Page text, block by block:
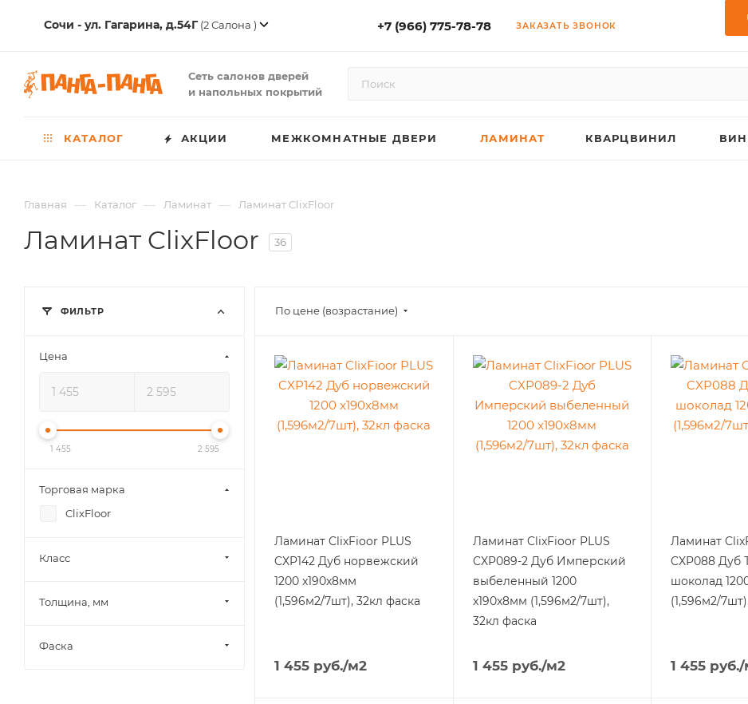
Сочи - ул. Гагарина, д.54Г(2 Салона ) +7 (966) 775-78-78 ЗАКАЗАТЬ ЗВОНОК
Сеть салонов дверей
и напольных покрытий
КАТАЛОГ АКЦИИ МЕЖКОМНАТНЫЕ ДВЕРИ ЛАМИНАТ КВАРЦВИНИЛ
Главная — Каталог — Ламинат — Ламинат ClixFloor
Ламинат ClixFloor 36
По цене (возрастание)
Ламинат ClixFioor PLUS
CXP142 Дуб норвежский
1200 x190x8мм
(1,596м2/7шт), 32кл фаска
1 455 руб./м2
Ламинат ClixFioor PLUS
CXP089-2 Дуб Имперский
выбеленный 1200
x190x8мм (1,596м2/7шт),
32кл фаска
1 455руб./м2
Ламинат
CXP088 Дуб
шоколад
(1,596м2/
1 455 руб./
ФИЛЬТР
Цена
1 455 2 595
Торговая марка
ClixFloor
Класс
Толщина, мм
Фаска